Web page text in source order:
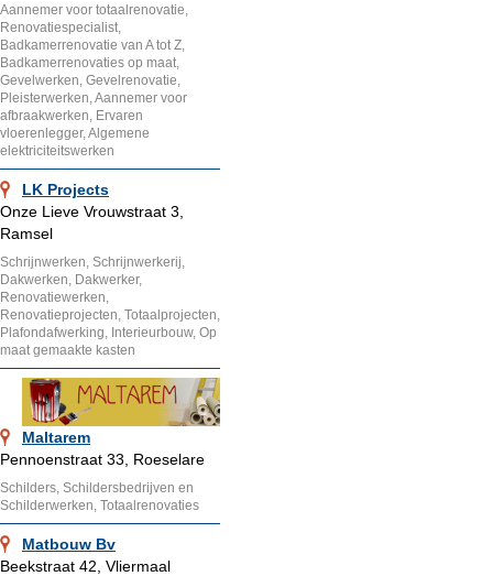
Aannemer voor totaalrenovatie,
Renovatiespecialist,
Badkamerrenovatie van A tot Z,
Badkamerrenovaties op maat,
Gevelwerken, Gevelrenovatie,
Pleisterwerken, Aannemer voor
afbraakwerken, Ervaren
vloerenlegger, Algemene
elektriciteitswerken
LK Projects
Onze Lieve Vrouwstraat 3,
Ramsel
Schrijnwerken, Schrijnwerkerij,
Dakwerken, Dakwerker,
Renovatiewerken,
Renovatieprojecten, Totaalprojecten,
Plafondafwerking, Interieurbouw, Op
maat gemaakte kasten
Maltarem
Pennoenstraat 33, Roeselare
Schilders, Schildersbedrijven en
Schilderwerken, Totaalrenovaties
Matbouw Bv
Beekstraat 42, Vliermaal